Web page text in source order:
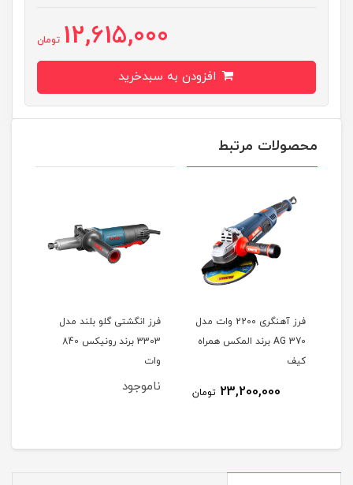
12,615,000 تومان
محصولات مرتبط
فرز آهنگری 2200 وات مدل
370 AG برند المکس همراه
کیف
23,200,000 تومان
فرز انگشتی گلو بلند مدل
3303 برند رونیکس 840
وات
ناموجود